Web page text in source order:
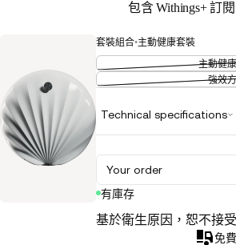
包含 Withings+ 訂閱
套裝組合•主動健康套裝
主動健
強效
Technical specifications
Your order
有庫存
基於衛生原因，恕不接
免